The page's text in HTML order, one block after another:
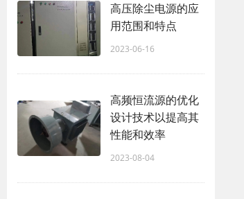
高压除尘电源的应
用范围和特点
2023-06-16
高频恒流源的优化
设计技术以提高其
性能和效率
2023-08-04